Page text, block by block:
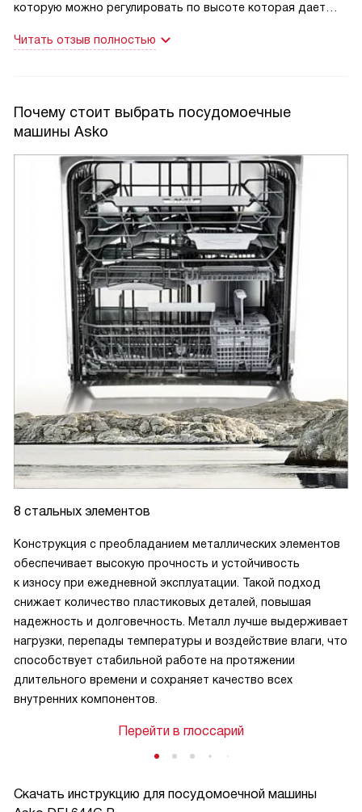
Скачать инструкцию для посудомоечной машины
которую можно регулировать по высоте которая дает
Читать отзыв полностью
Почему стоит выбрать посудомоечные
машины Asko
8 стальных элементов
Конструкция с преобладанием металлических элементов
обеспечивает высокую прочность и устойчивость
к износу при ежедневной эксплуатации. Такой подход
снижает количество пластиковых деталей, повышая
надежность и долговечность. Металл лучше выдерживает
нагрузки, перепады температуры и воздействие влаги, что
способствует стабильной работе на протяжении
длительного времени и сохраняет качество всех
внутренних компонентов.
Перейти в глоссарий